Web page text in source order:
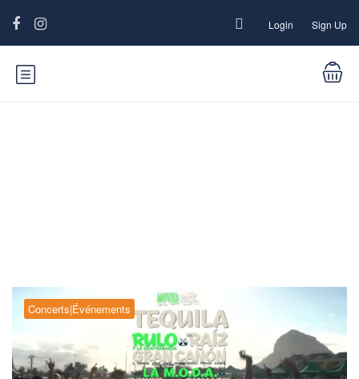
Login Sign Up
Concerts|Événements